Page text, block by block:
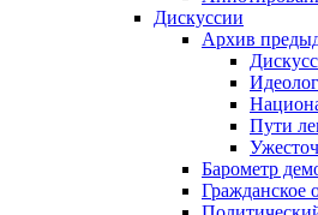
Дискуссии
Архив
Пути
Барометр
Гражданское